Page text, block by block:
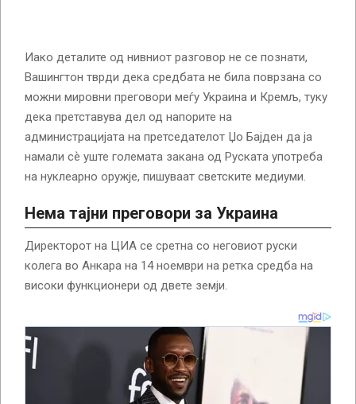
Иако деталите од нивниот разговор не се познати,
Вашингтон тврди дека средбата не била поврзана со
можни мировни преговори меѓу Украина и Кремљ, туку
дека претставува дел од напорите на
администрацијата на претседателот Џо Бајден да ја
намали сѐ уште големата закана од Руската употреба
на нуклеарно оружје, пишуваат светските медиуми.
Нема тајни преговори за Украина
Директорот на ЦИА се сретна со неговиот руски
колега во Анкара на 14 ноември на ретка средба на
високи функционери од двете земји.